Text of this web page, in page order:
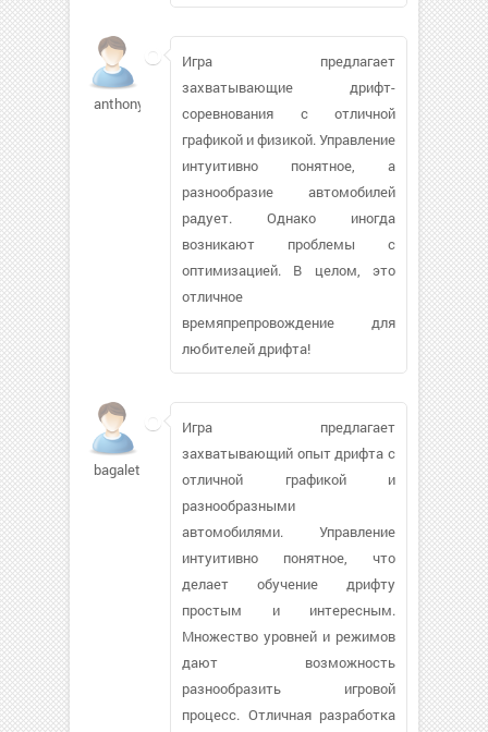
anthony85
Игра предлагает
захватывающие дрифт-
соревнования с отличной
графикой и физикой. Управление
интуитивно понятное, а
разнообразие автомобилей
радует. Однако иногда
возникают проблемы с
оптимизацией. В целом, это
отличное
времяпрепровождение для
любителей дрифта!
bagaletol110
Игра предлагает
захватывающий опыт дрифта с
отличной графикой и
разнообразными
автомобилями. Управление
интуитивно понятное, что
делает обучение дрифту
простым и интересным.
Множество уровней и режимов
дают возможность
разнообразить игровой
процесс. Отличная разработка